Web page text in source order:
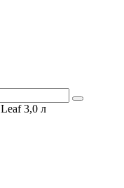
3,0 л